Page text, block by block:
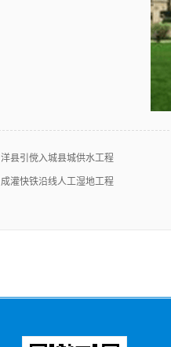
洋县引傥入城县城供水工程
成灌快铁沿线人工湿地工程